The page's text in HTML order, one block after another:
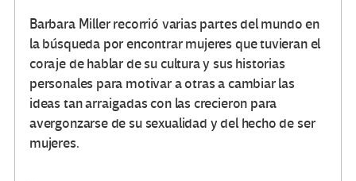
Barbara Miller recorrió varias partes del mundo en
la búsqueda por encontrar mujeres que tuvieran el
coraje de hablar de su cultura y sus historias
personales para motivar a otras a cambiar las
ideas tan arraigadas con las crecieron para
avergonzarse de su sexualidad y del hecho de ser
mujeres.